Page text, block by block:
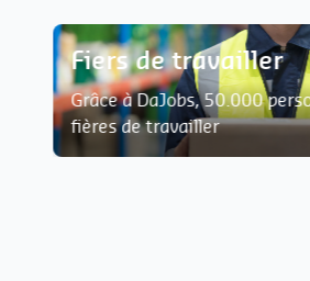
Fiers de travailler
Grâce à DaJobs, 50.000
fières de travailler